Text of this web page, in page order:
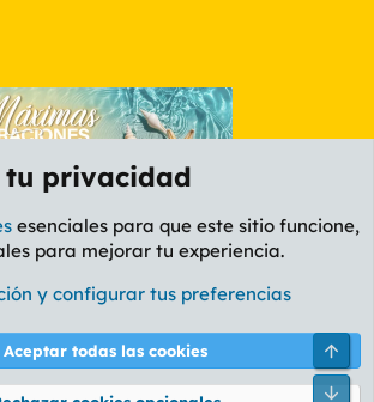
AMARILLO
y reglas Política de privacidad Ayuda
tu privacidad
esenciales para que este sitio funcione,
para mejorar tu experiencia.
y configurar tus preferencias
Aceptar todas las cookies
Pie